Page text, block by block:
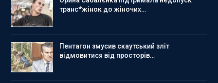
транс*жінок до жіночих…
Пентагон змусив скаутський зліт
відмовитися від просторів…